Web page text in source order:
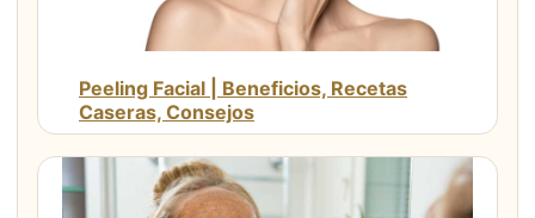
Peeling Facial | Beneficios, Recetas
Caseras, Consejos